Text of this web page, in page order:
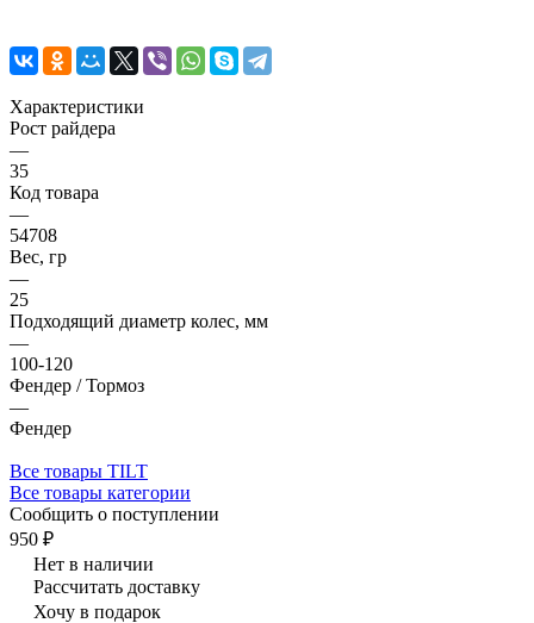
Характеристики
Рост райдера
—
35
Код товара
—
54708
Вес, гр
—
25
Подходящий диаметр колес, мм
—
100-120
Фендер / Тормоз
—
Фендер
Все товары TILT
Все товары категории
Сообщить о поступлении
950 ₽
Нет в наличии
Рассчитать доставку
Хочу в подарок